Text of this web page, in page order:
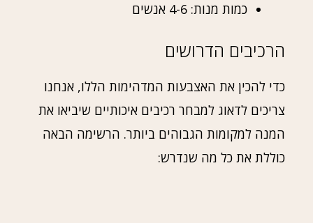
כמות מנות: 4-6 אנשים
הרכיבים הדרושים
כדי להכין את האצבעות המדהימות הללו, אנחנו
צריכים לדאוג למבחר רכיבים איכותיים שיביאו את
המנה למקומות הגבוהים ביותר. הרשימה הבאה
כוללת את כל מה שנדרש: